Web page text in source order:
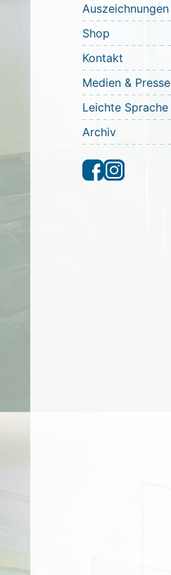
Auszeichnungen
Shop
Kontakt
Medien & Presse
Leichte Sprache
Archiv